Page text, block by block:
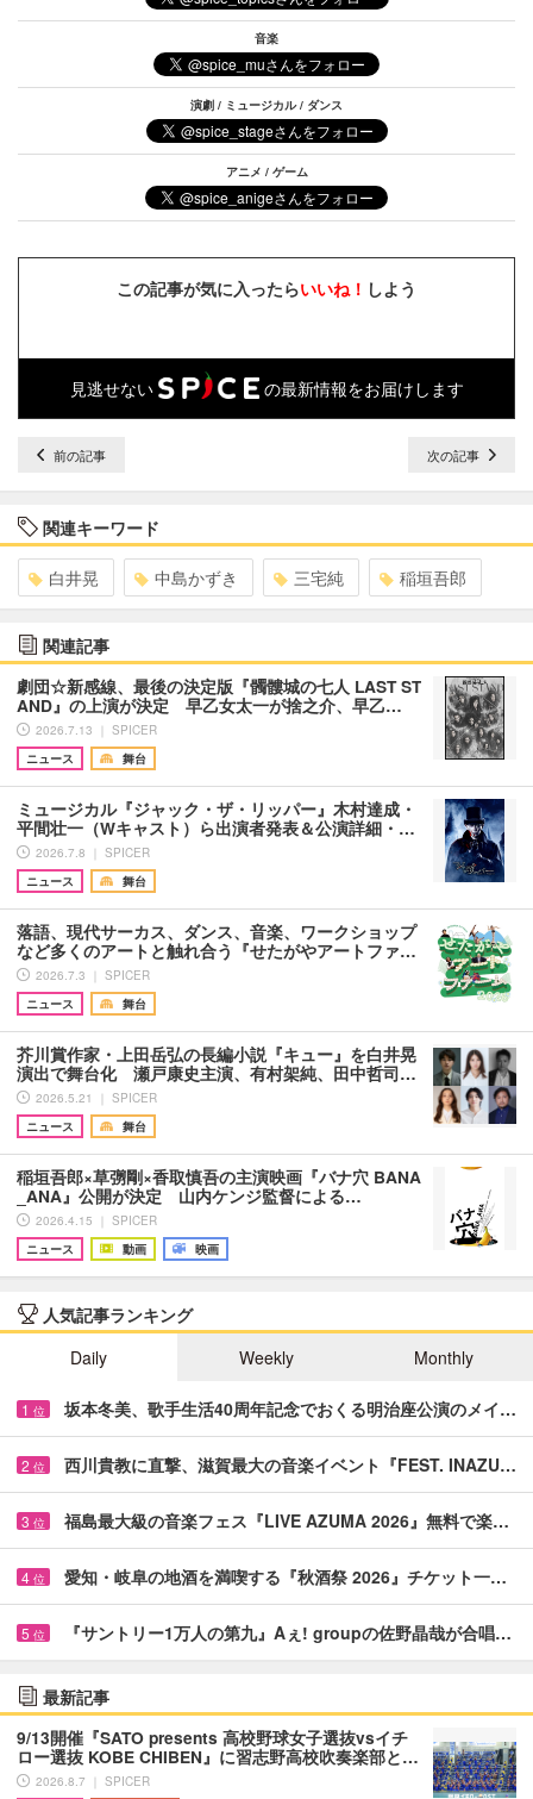
音楽
演劇 / ミュージカル / ダンス
アニメ / ゲーム
この記事が気に入ったらいいね！ しよう
見逃せない の最新情報をお届けします
前の記事 次の記事
関連キーワード
白井晃 中島かずき 三宅純 稲垣吾郎
関連記事
劇団☆新感線、最後の決定版『髑髏城の七人 LAST ST
AND』の上演が決定 早乙女太一が捨之介、早乙…
2026.7.13 ｜ SPICER
ニュース
舞台
ミュージカル『ジャック・ザ・リッパー』木村達成・
平間壮一（Wキャスト）ら出演者発表＆公演詳細・…
2026.7.8 ｜ SPICER
ニュース
舞台
落語、現代サーカス、ダンス、音楽、ワークショップ
など多くのアートと触れ合う『せたがやアートファ…
2026.7.3 ｜ SPICER
ニュース
舞台
芥川賞作家・上田岳弘の長編小説『キュー』を白井晃
演出で舞台化 瀬戸康史主演、有村架純、田中哲司…
2026.5.21 ｜ SPICER
ニュース
舞台
稲垣吾郎×草彅剛×香取慎吾の主演映画『バナ穴 BANA
_ANA』公開が決定 山内ケンジ監督による…
2026.4.15 ｜ SPICER
ニュース
動画 映画
人気記事ランキング
Daily
Weekly Monthly
1 位 坂本冬美、歌手生活40周年記念でおくる明治座公演のメイ…
2 位 西川貴教に直撃、滋賀最大の音楽イベント『FEST. INAZU…
3 位 福島最大級の音楽フェス『LIVE AZUMA 2026』無料で楽…
4 位 愛知・岐阜の地酒を満喫する『秋酒祭 2026』チケット一…
5 位 『サントリー1万人の第九』Aぇ! groupの佐野晶哉が合唱…
最新記事
9/13開催『SATO presents 高校野球女子選抜vsイチ
ロー選抜 KOBE CHIBEN』に習志野高校吹奏楽部と…
2026.8.7 ｜ SPICER